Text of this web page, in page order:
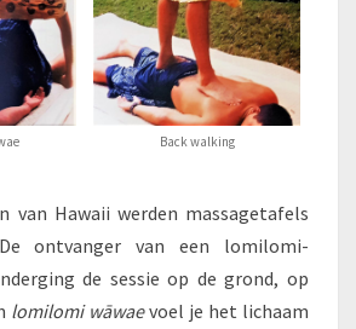
Back walking
van Hawaii werden massagetafels
ontvanger van een lomilomi-
de sessie op de grond, op
lomilomi wāwaevoel je het lichaam